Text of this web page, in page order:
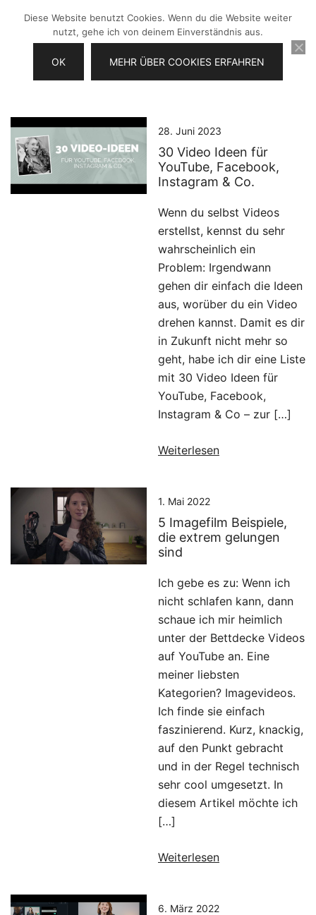
springen
28. Juni 2023
30 Video Ideen für
YouTube, Facebook,
Instagram & Co.
Wenn du selbst Videos
erstellst, kennst du sehr
wahrscheinlich ein
Problem: Irgendwann
gehen dir einfach die Ideen
aus, worüber du ein Video
drehen kannst. Damit es dir
in Zukunft nicht mehr so
geht, habe ich dir eine Liste
mit 30 Video Ideen für
YouTube, Facebook,
Instagram & Co – zur […]
Weiterlesen
1. Mai 2022
5 Imagefilm Beispiele,
die extrem gelungen
sind
Ich gebe es zu: Wenn ich
nicht schlafen kann, dann
schaue ich mir heimlich
unter der Bettdecke Videos
auf YouTube an. Eine
meiner liebsten
Kategorien? Imagevideos.
Ich finde sie einfach
faszinierend. Kurz, knackig,
auf den Punkt gebracht
und in der Regel technisch
sehr cool umgesetzt. In
diesem Artikel möchte ich
[…]
Weiterlesen
6. März 2022
Diese Website benutzt Cookies. Wenn du die Website weiter
nutzt, gehe ich von deinem Einverständnis aus.
OK MEHR ÜBER COOKIES ERFAHREN